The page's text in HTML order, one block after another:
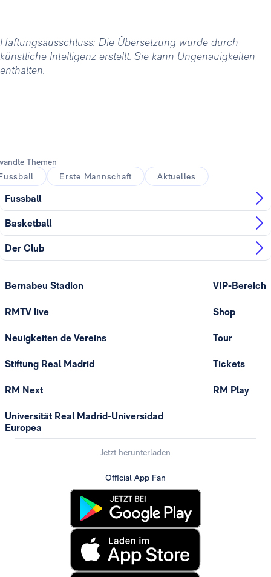
Haftungsausschluss: Die Übersetzung wurde durch
künstliche Intelligenz erstellt. Sie kann Ungenauigkeiten
enthalten.
Themen
Erste Mannschaft Aktuelles
Fussball
Basketball
Der Club
Bernabeu Stadion
RMTV live
Neuigkeiten de Vereins
Stiftung Real Madrid
RM Next
Universität Real Madrid-Universidad
Europea
VIP-Bereich
Shop
Tour
Tickets
RM Play
Jetzt herunterladen
Official App Fan